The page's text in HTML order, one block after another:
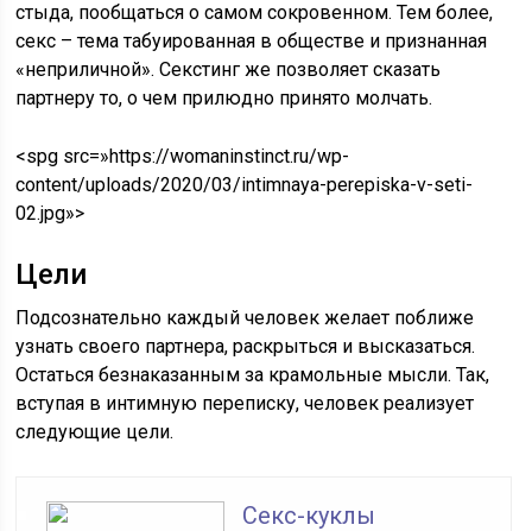
стыда, пообщаться о самом сокровенном. Тем более,
секс – тема табуированная в обществе и признанная
«неприличной». Секстинг же позволяет сказать
партнеру то, о чем прилюдно принято молчать.
<spg src=»https://womaninstinct.ru/wp-
content/uploads/2020/03/intimnaya-perepiska-v-seti-
02.jpg»>
Цели
Подсознательно каждый человек желает поближе
узнать своего партнера, раскрыться и высказаться.
Остаться безнаказанным за крамольные мысли. Так,
вступая в интимную переписку, человек реализует
следующие цели.
Секс-куклы